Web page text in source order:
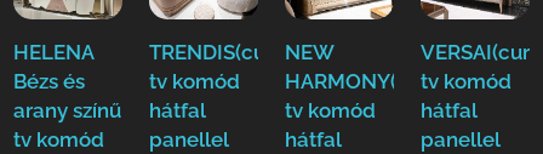
HELENA
Bézs és
arany színű
tv komód
TRENDIS(cur)Luxus
tv komód
hátfal
panellel
NEW
HARMONY(cur)Luxus
tv komód
hátfal
tv komód
hátfal
panellel